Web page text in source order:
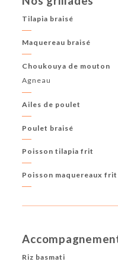
Tilapia braisé
Maquereau braisé
Choukouya de mouton
Agneau
Ailes de poulet
Poulet braisé
Poisson tilapia frit
Poisson maquereaux frit
Riz basmati